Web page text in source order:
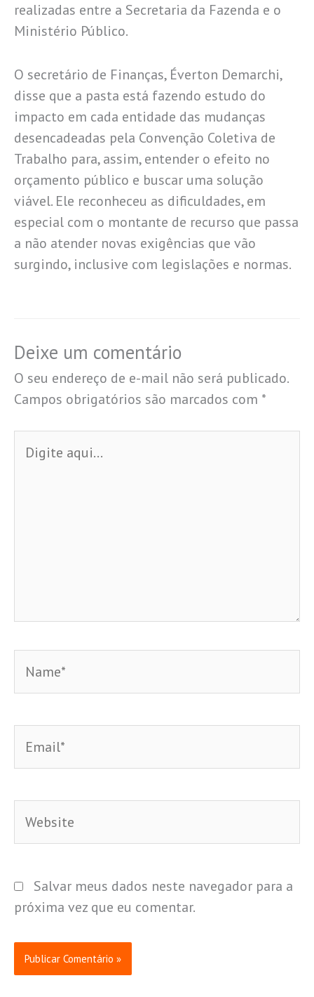
realizadas entre a Secretaria da Fazenda e o
Ministério Público.
O secretário de Finanças, Éverton Demarchi,
disse que a pasta está fazendo estudo do
impacto em cada entidade das mudanças
desencadeadas pela Convenção Coletiva de
Trabalho para, assim, entender o efeito no
orçamento público e buscar uma solução
viável. Ele reconheceu as dificuldades, em
especial com o montante de recurso que passa
a não atender novas exigências que vão
surgindo, inclusive com legislações e normas.
Deixe um comentário
O seu endereço de e-mail não será publicado.
Campos obrigatórios são marcados com *
aqui...
Salvar meus dados neste navegador para a
próxima vez que eu comentar.